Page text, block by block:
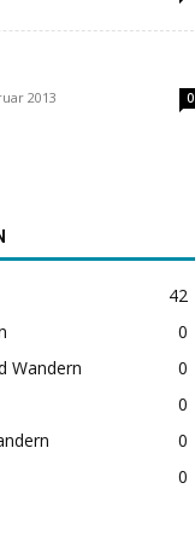
2013 0
42
0
Wandern
0
0
0
0